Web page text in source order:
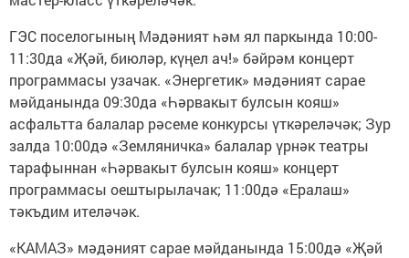
ГЭС поселогының Мәдәният һәм ял паркында 10:00-
11:30да «Җәй, биюләр, күңел ач!» бәйрәм концерт
программасы узачак. «Энергетик» мәдәният сарае
мәйданында 09:30да «Һәрвакыт булсын кояш»
асфальтта балалар рәсеме конкурсы үткәреләчәк; Зур
залда 10:00дә «Земляничка» балалар үрнәк театры
тарафыннан «Һәрвакыт булсын кояш» концерт
программасы оештырылачак; 11:00дә «Ералаш»
тәкъдим ителәчәк.
«КАМАЗ» мәдәният сарае мәйданында 15:00дә «Җәй